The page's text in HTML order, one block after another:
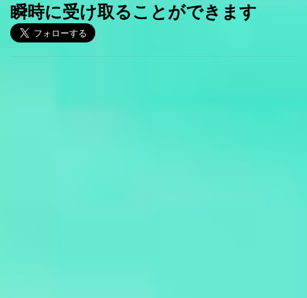
瞬時に受け取ることができます